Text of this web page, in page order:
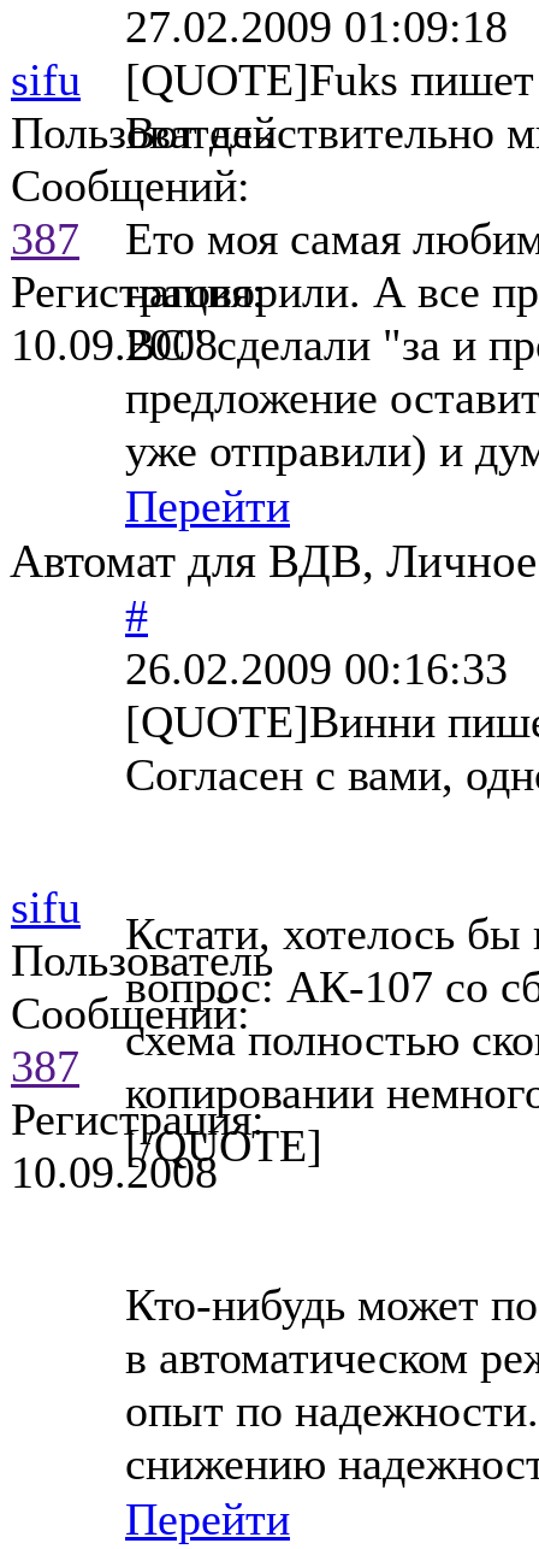
sifu
Пользователь
Сообщений:
387
Регистрация:
10.09.2008
27.02.2009 01:09:18
[QUOTE]Fuks пишет
Вот действительно
Ето моя самая
наговорили. А все
ВС" сделали "за и
предложение
уже отправили) и
Перейти
Автомат для ВДВ, Личное
sifu
Пользователь
Сообщений:
387
Регистрация:
10.09.2008
#
26.02.2009 00:16:33
[QUOTE]Винни
Согласен с вами,
Кстати, хотелось
вопрос: АК-107 со
схема полностью
копировании
[/QUOTE]
Кто-нибудь может
в автоматическом
опыт по
снижению
Перейти